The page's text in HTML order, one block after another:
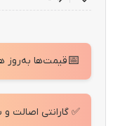
📅قیمت‌ها به‌روز
✅ گارانتی اصالت و